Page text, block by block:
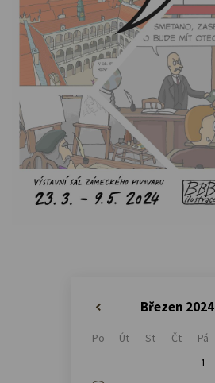
Březen 2024
Po Út St Čt Pá
1